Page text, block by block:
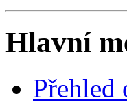
Hlavní
Přehled